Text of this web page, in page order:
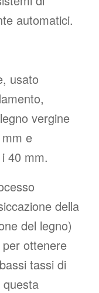
automatici.
usato
vergine
e
40 mm.
della
del legno)
ottenere
tassi di